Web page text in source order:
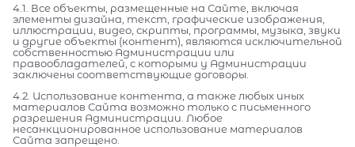
4.1. Все объекты, размещенные на Сайте, включая
элементы дизайна, текст, графические изображения,
иллюстрации, видео, скрипты, программы, музыка, звуки
и другие объекты (контент), являются исключительной
собственностью Администрации или
правообладателей, с которыми у Администрации
заключены соответствующие договоры.
4.2. Использование контента, а также любых иных
материалов Сайта возможно только с письменного
разрешения Администрации. Любое
несанкционированное использование материалов
Сайта запрещено.